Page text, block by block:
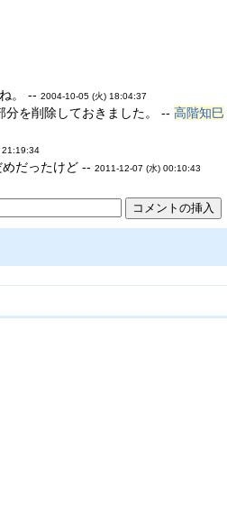
。 -- 2004-10-05 (火) 18:04:37
を削除しておきました。 -- 高階知巳
21:19:34
だったけど -- 2011-12-07 (水) 00:10:43